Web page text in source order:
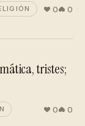
0 0
tristes;
0 0